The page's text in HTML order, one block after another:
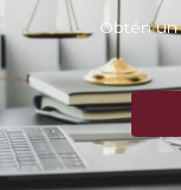
Obtén un